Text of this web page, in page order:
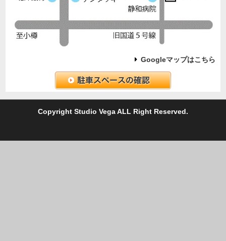
Googleマップはこちら
Copyright Studio Vega ALL Right Reserved.